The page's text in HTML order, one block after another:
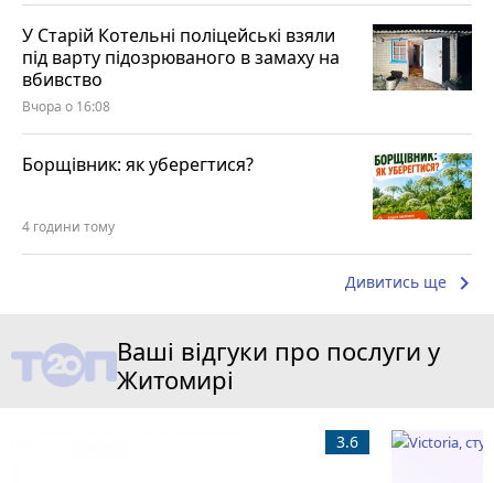
У Старій Котельні поліцейські взяли
під варту підозрюваного в замаху на
вбивство
Вчора о 16:08
Борщівник: як уберегтися?
4 години тому
Дивитись ще keyboard_arrow_right
Ваші відгуки про послуги у
Житомирі
3.6